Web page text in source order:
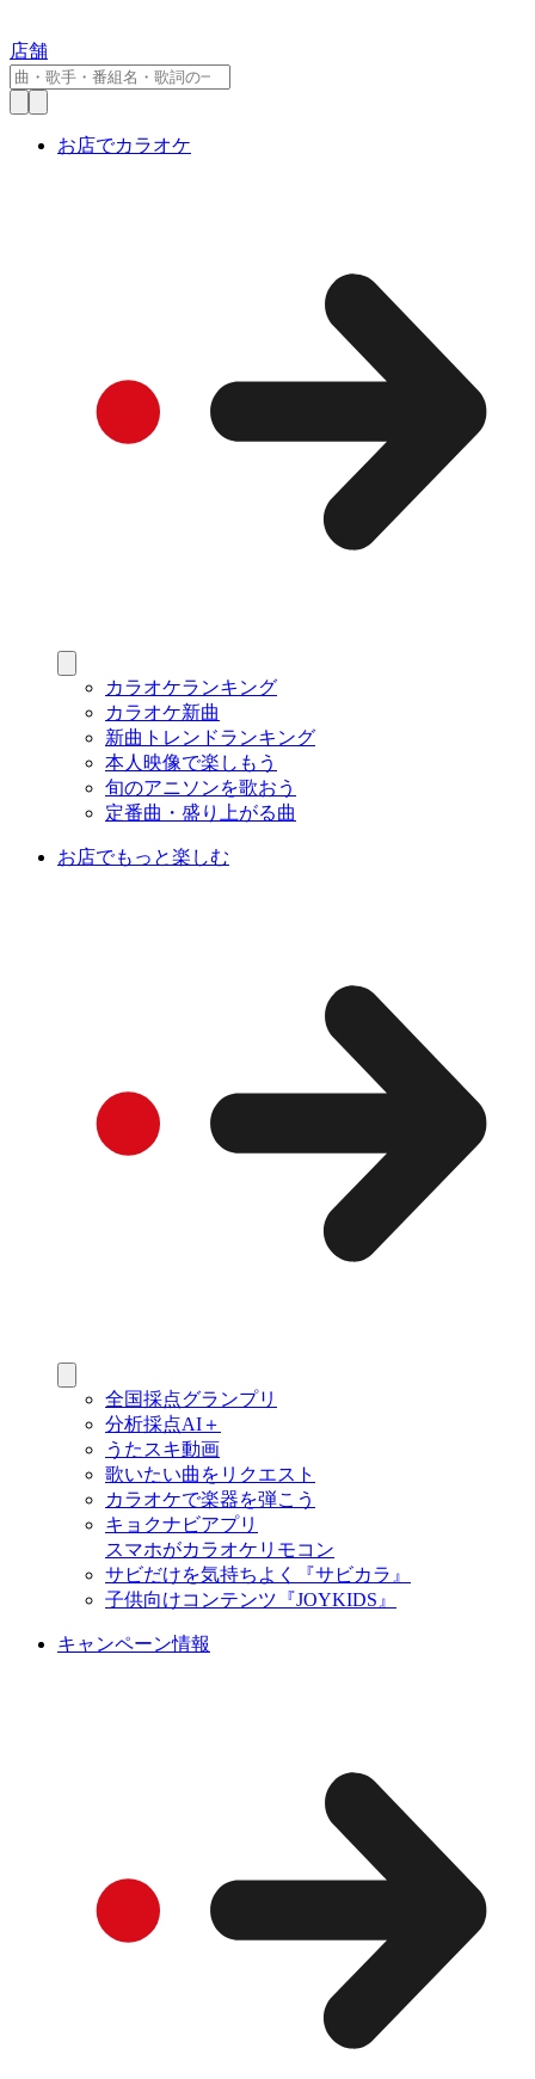
店舗
お店でカラオケ
カラオケランキング
カラオケ新曲
新曲トレンドランキング
本人映像で楽しもう
旬のアニソンを歌おう
定番曲・盛り上がる曲
お店でもっと楽しむ
全国採点グランプリ
分析採点AI＋
うたスキ動画
歌いたい曲をリクエスト
カラオケで楽器を弾こう
キョクナビアプリ
スマホがカラオケリモコン
サビだけを気持ちよく『サビカラ』
子供向けコンテンツ『JOYKIDS』
キャンペーン情報